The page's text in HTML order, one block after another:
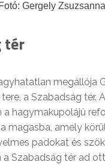
Fotó: Gergely Zsuzsanna
tér
megállója
a Szabadság tér.
a hagymakupolájú
magasba, amely
padokat és
a Szabadság tér ad